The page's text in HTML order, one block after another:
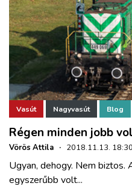
Vasút Nagyvasút Blog
Régen minden jobb
Vörös Attila · 2018.11.13. 18:30
Ugyan, dehogy. Nem biztos.
egyszerűbb volt...